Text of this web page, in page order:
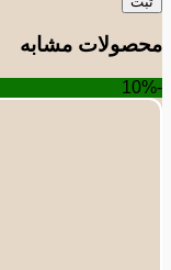
مشابه